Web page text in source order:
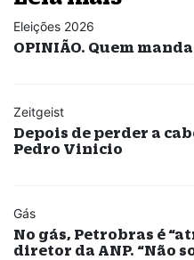
Eleições 2026
OPINIÃO. Quem
Zeitgeist
Depois de perder a
Pedro Vinicio
Gás
No gás, Petrobras é
diretor da ANP. “Não